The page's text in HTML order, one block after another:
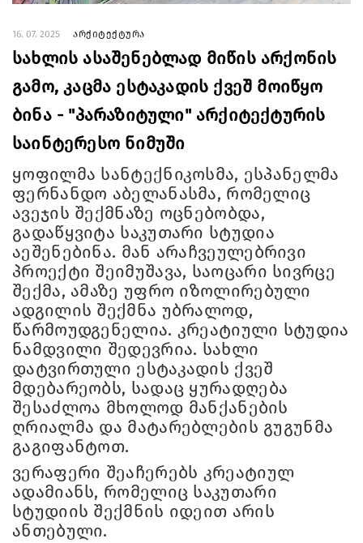
16. 07. 2025 არქიტექტურა
სახლის ასაშენებლად მიწის არქონის
გამო, კაცმა ესტაკადის ქვეშ მოიწყო
ბინა - "პარაზიტული" არქიტექტურის
საინტერესო ნიმუში
ყოფილმა სანტექნიკოსმა, ესპანელმა
ფერნანდო აბელანასმა, რომელიც
ავეჯის შექმნაზე ოცნებობდა,
გადაწყვიტა საკუთარი სტუდია
აეშენებინა. მან არაჩვეულებრივი
პროექტი შეიმუშავა, საოცარი სივრცე
შექმა, ამაზე უფრო იზოლირებული
ადგილის შექმნა უბრალოდ,
წარმოუდგენელია. კრეატიული სტუდია
ნამდვილი შედევრია. სახლი
დატვირთული ესტაკადის ქვეშ
მდებარეობს, სადაც ყურადღება
შესაძლოა მხოლოდ მანქანების
ღრიალმა და მატარებლების გუგუნმა
გაგიფანტოთ.
ვერაფერი შეაჩერებს კრეატიულ
ადამიანს, რომელიც საკუთარი
სტუდიის შექმნის იდეით არის
ანთებული.